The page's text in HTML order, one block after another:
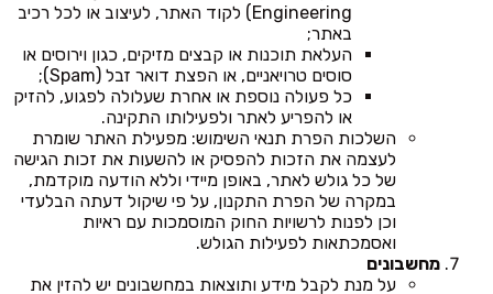
Engineering) לקוד האתר, לעיצוב או לכל רכיב
באתר;
העלאת תוכנות או קבצים מזיקים, כגון וירוסים או
סוסים טרויאניים, או הפצת דואר זבל (Spam);
כל פעולה נוספת או אחרת שעלולה לפגוע, להזיק
או להפריע לאתר ולפעילותו התקינה.
השלכות הפרת תנאי השימוש: מפעילת האתר שומרת
לעצמה את הזכות להפסיק או להשעות את זכות הגישה
של כל גולש לאתר, באופן מיידי וללא הודעה מוקדמת,
במקרה של הפרת התקנון, על פי שיקול דעתה הבלעדי
וכן לפנות לרשויות החוק המוסמכות עם ראיות
ואסמכתאות לפעילות הגולש.
מחשבונים
על מנת לקבל מידע ותוצאות במחשבונים יש להזין את